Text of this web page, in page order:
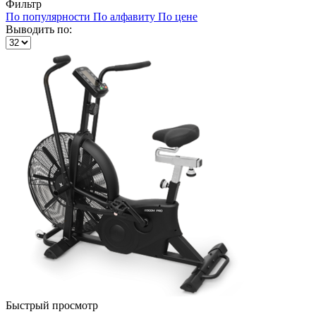
Фильтр
По популярности По алфавиту По цене
Выводить по:
Быстрый просмотр